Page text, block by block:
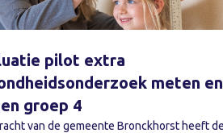
pilot extra
meten en
groep 4
van de gemeente Bronckhorst heeft de